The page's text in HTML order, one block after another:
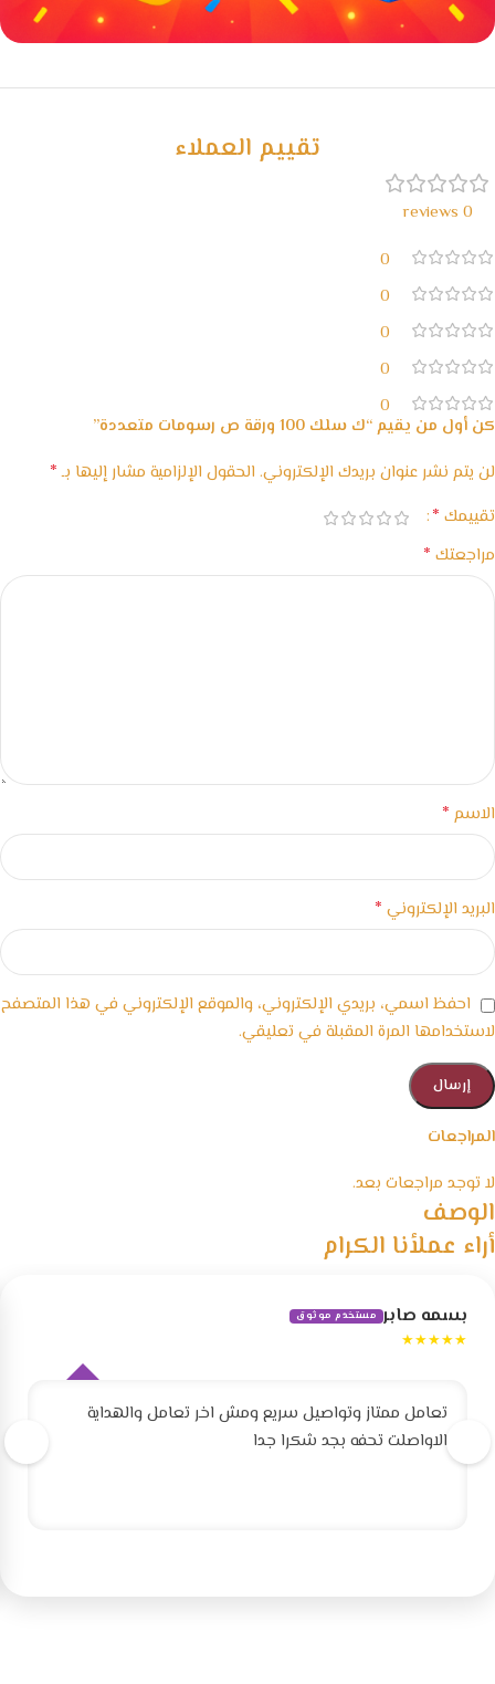
خصومات كبيرة
تقييم العملاء
0 reviews
0
0
0
0
0
المراجعات
لا توجد مراجعات بعد.
كن أول من يقيم “ك سلك 100 ورقة ص رسومات متعددة”
لن يتم نشر عنوان بريدك الإلكتروني. الحقول الإلزامية مشار إليها بـ*
تقييمك *
مراجعتك *
الاسم *
البريد الإلكتروني *
احفظ اسمي، بريدي الإلكتروني، والموقع الإلكتروني في هذا المتصفح
لاستخدامها المرة المقبلة في تعليقي.
الوصف
أراء عملأنا الكرام
بسمه صابر مستخدم موثوق
★★★★★
تعامل ممتاز وتواصيل سريع ومش اخر تعامل والهداية
الاواصلت تحفه بجد شكرا جدا